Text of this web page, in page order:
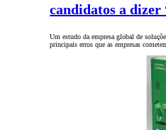
candidatos a dizer
Um estudo da empresa global de
principais erros que as empresas